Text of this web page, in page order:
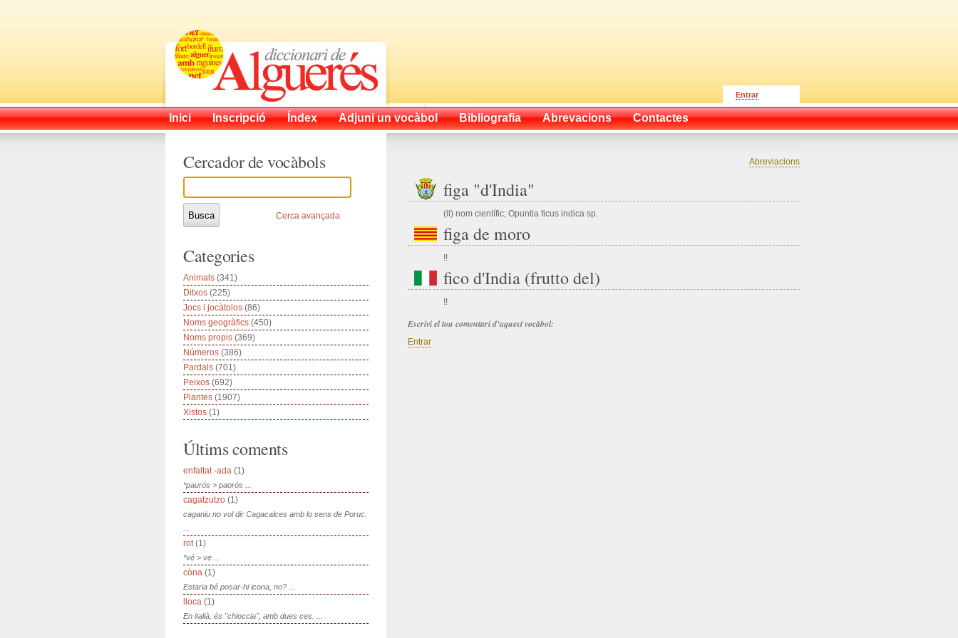
Entrar
Inici Inscripció Índex Adjuni un vocàbol Bibliografia Abrevacions Contactes
Abreviacions
figa "d'India"
(ll) nom científic; Opuntia ficus indica sp.
figa de moro
!!
fico d'India (frutto del)
!!
Escrivi el tou comentari d’aquest vocàbol:
Entrar
Cercador de vocàbols
Cerca avançada
Categories
Animals (341)
Ditxos (225)
Jocs i jocàtolos (86)
Noms geogràfics (450)
Noms propis (369)
Números (386)
Pardals (701)
Peixos (692)
Plantes (1907)
Xistos (1)
Últims coments
enfaltat -ada (1)
*paurós > paorós ...
cagatzutzo (1)
caganiu no vol dir Cagacalces amb lo sens de Poruc.
rot(1)
*vé > ve ...
còna (1)
Estaria bé posar-hi icona, no? ...
lloca (1)
En italià, és "chioccia", amb dues ces. ...